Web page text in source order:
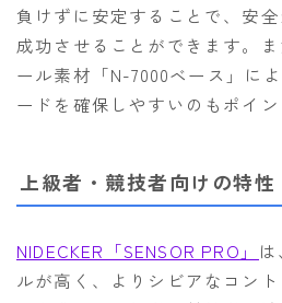
負けずに安定することで、安
成功させることができます。
ール素材「N-7000ベース」に
ードを確保しやすいのもポイン
上級者・競技者向けの特性
NIDECKER「SENSOR PRO」
ルが高く、よりシビアなコン